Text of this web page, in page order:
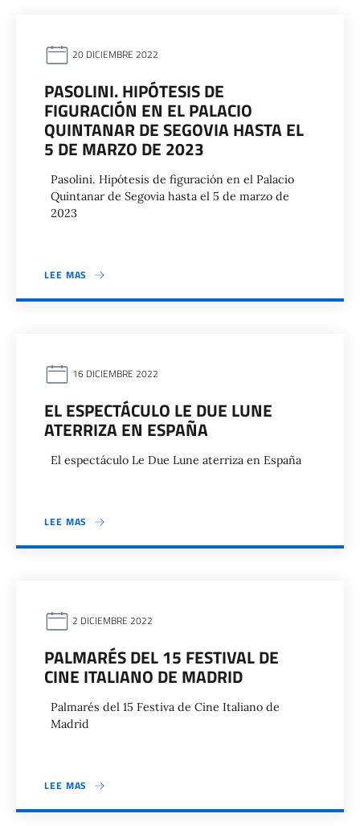
20 DICIEMBRE 2022
PASOLINI. HIPÓTESIS DE
FIGURACIÓN EN EL PALACIO
QUINTANAR DE SEGOVIA HASTA EL
5 DE MARZO DE 2023
Pasolini. Hipótesis de figuración en el Palacio
Quintanar de Segovia hasta el 5 de marzo de
2023
LEE MAS
16 DICIEMBRE 2022
EL ESPECTÁCULO LE DUE LUNE
ATERRIZA EN ESPAÑA
El espectáculo Le Due Lune aterriza en España
LEE MAS
2 DICIEMBRE 2022
PALMARÉS DEL 15 FESTIVAL DE
CINE ITALIANO DE MADRID
Palmarés del 15 Festiva de Cine Italiano de
Madrid
LEE MAS